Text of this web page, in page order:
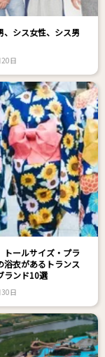
、シス女性、シス男
日
トールサイズ・プラ
浴衣があるトランス
ランド10選
日